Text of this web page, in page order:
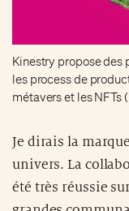
Kinestry propose des
les process de
métavers et les NFTs
Je dirais la
univers. La
été très réussie